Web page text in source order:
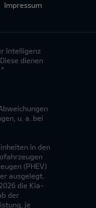
Impressum
Intelligenz
dienen
u. a. bei
in den
(PHEV)
ausgelegt.
die Kia-
der
je